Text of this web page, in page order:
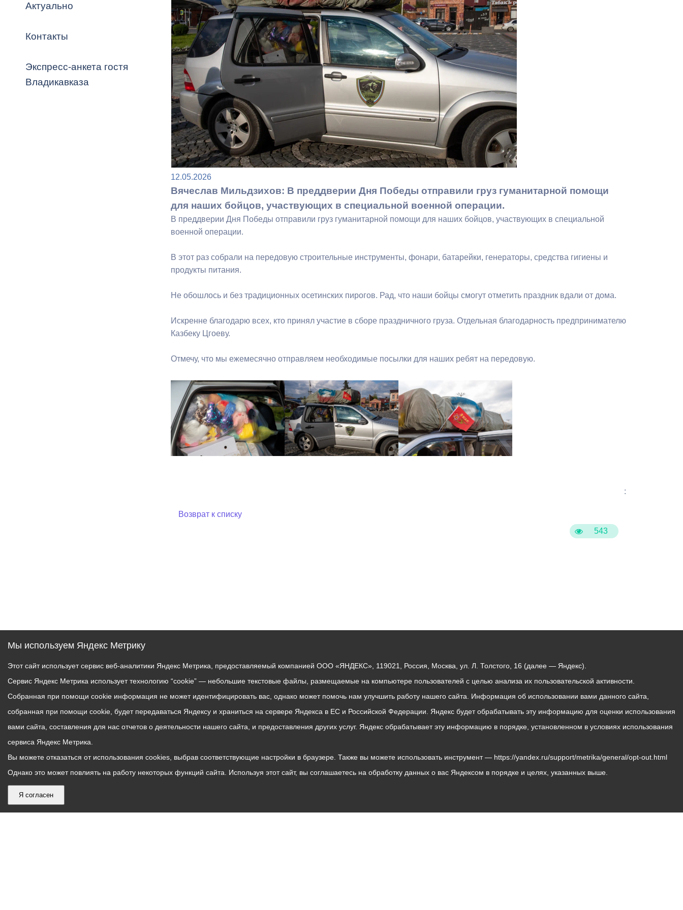
Владикавказ
Распоряжения, постановления Кадровая политика Противодействие коррупции
ОРВ и экспертиза НПА Контактная информация Градостроительная деятельность
Оценка деятельности органов
местного самоуправления
Списки граждан, состоящих на
учете в качестве нуждающихся в
улучшении жилищных условий по
г. Владикавказ
Формирование комфортной
городской среды
Бюджет для граждан
Пространственные сведения
Открытые данные
Общественное обсуждение
документов стратегического
планирования
Гражданская оборона в
чрезвычайных ситуациях
Информация о результатах
проверок
Порядок обжалования решений и
действий органов местного
самоуправления
Информация финансового
органа
Муниципальный контроль Выборы 2026
Актуально
Контакты
Экспресс-анкета гостя
Владикавказа
543
12.05.2026
Вячеслав Мильдзихов: В преддверии Дня Победы отправили груз гуманитарной помощи
для наших бойцов, участвующих в специальной военной операции.
В преддверии Дня Победы отправили груз гуманитарной помощи для наших бойцов, участвующих в специальной
военной операции.
В этот раз собрали на передовую строительные инструменты, фонари, батарейки, генераторы, средства гигиены и
продукты питания.
Не обошлось и без традиционных осетинских пирогов. Рад, что наши бойцы смогут отметить праздник вдали от дома.
Искренне благодарю всех, кто принял участие в сборе праздничного груза. Отдельная благодарность предпринимателю
Казбеку Цгоеву.
Отмечу, что мы ежемесячно отправляем необходимые посылки для наших ребят на передовую.
:
Возврат к списку
Мы используем Яндекс Метрику
Этот сайт использует сервис веб-аналитики Яндекс Метрика, предоставляемый компанией ООО «ЯНДЕКС», 119021, Россия, Москва, ул. Л. Толстого, 16 (далее — Яндекс).
Сервис Яндекс Метрика использует технологию “cookie” — небольшие текстовые файлы, размещаемые на компьютере пользователей с целью анализа их пользовательской активности.
Собранная при помощи cookie информация не может идентифицировать вас, однако может помочь нам улучшить работу нашего сайта. Информация об использовании вами данного сайта,
собранная при помощи cookie, будет передаваться Яндексу и храниться на сервере Яндекса в ЕС и Российской Федерации. Яндекс будет обрабатывать эту информацию для оценки использования
вами сайта, составления для нас отчетов о деятельности нашего сайта, и предоставления других услуг. Яндекс обрабатывает эту информацию в порядке, установленном в условиях использования
сервиса Яндекс Метрика.
Вы можете отказаться от использования cookies, выбрав соответствующие настройки в браузере. Также вы можете использовать инструмент — https://yandex.ru/support/metrika/general/opt-out.html
Однако это может повлиять на работу некоторых функций сайта. Используя этот сайт, вы соглашаетесь на обработку данных о вас Яндексом в порядке и целях, указанных выше.
Я согласен